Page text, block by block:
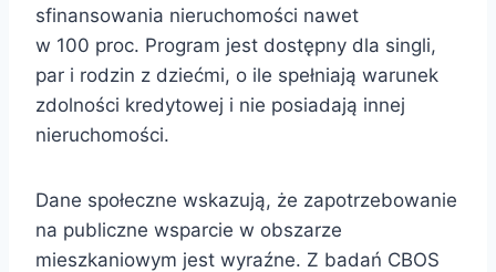
sfinansowania nieruchomości nawet
w 100 proc. Program jest dostępny dla singli,
par i rodzin z dziećmi, o ile spełniają warunek
zdolności kredytowej i nie posiadają innej
nieruchomości.
Dane społeczne wskazują, że zapotrzebowanie
na publiczne wsparcie w obszarze
mieszkaniowym jest wyraźne. Z badań CBOS